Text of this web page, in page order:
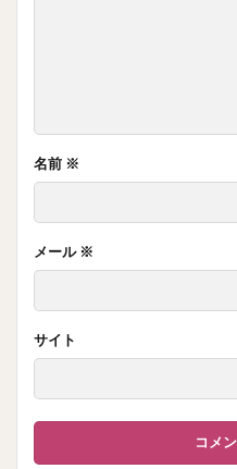
名前 ※
メール ※
サイト